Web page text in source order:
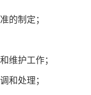
的制定；
维护工作；
和处理；